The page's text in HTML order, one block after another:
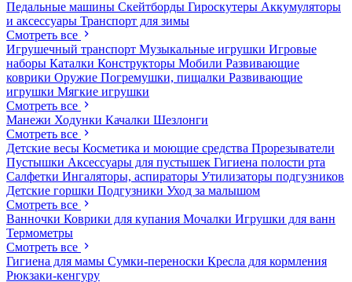
Педальные машины Скейтборды Гироскутеры Аккумуляторы
и аксессуары Транспорт для зимы
Смотреть все
Игрушечный транспорт Музыкальные игрушки Игровые
наборы Каталки Конструкторы Мобили Развивающие
коврики Оружие Погремушки, пищалки Развивающие
игрушки Мягкие игрушки
Смотреть все
Манежи Ходунки Качалки Шезлонги
Смотреть все
Детские весы Косметика и моющие средства Прорезыватели
Пустышки Аксессуары для пустышек Гигиена полости рта
Салфетки Ингаляторы, аспираторы Утилизаторы подгузников
Детские горшки Подгузники Уход за малышом
Смотреть все
Ванночки Коврики для купания Мочалки Игрушки для ванн
Термометры
Смотреть все
Гигиена для мамы Сумки-переноски Кресла для кормления
Рюкзаки-кенгуру